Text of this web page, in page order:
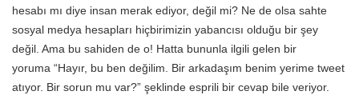
hesabı mı diye insan merak ediyor, değil mi? Ne de olsa sahte
sosyal medya hesapları hiçbirimizin yabancısı olduğu bir şey
değil. Ama bu sahiden de o! Hatta bununla ilgili gelen bir
yoruma “Hayır, bu ben değilim. Bir arkadaşım benim yerime tweet
atıyor. Bir sorun mu var?” şeklinde esprili bir cevap bile veriyor.